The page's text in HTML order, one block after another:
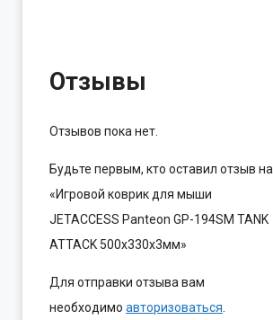
Отзывы
Отзывов пока нет.
Будьте первым, кто оставил отзыв на
«Игровой коврик для мыши
JETACCESS Panteon GP-194SM TANK
ATTACK 500х330х3мм»
Для отправки отзыва вам
необходимо авторизоваться